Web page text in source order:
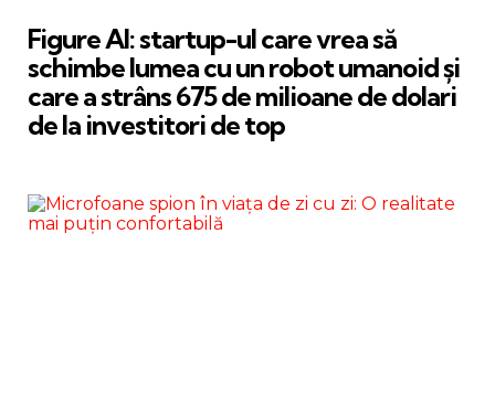
Figure AI: startup-ul care vrea să
schimbe lumea cu un robot umanoid și
care a strâns 675 de milioane de dolari
de la investitori de top